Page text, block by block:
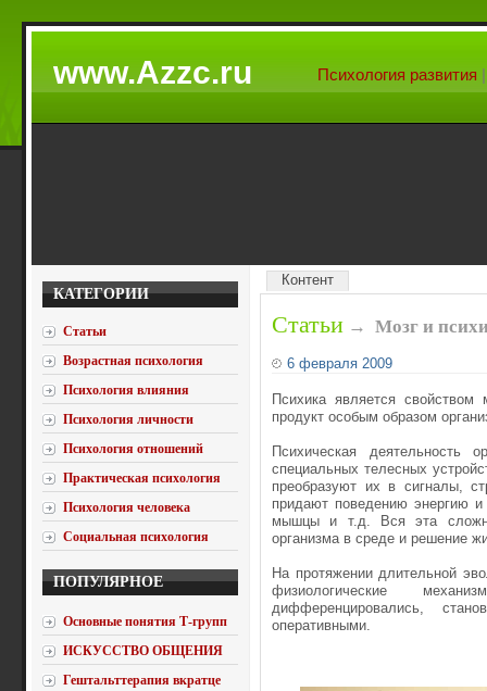
www.Azzc.ru Психология развития
КАТЕГОРИИ
Статьи
Возрастная психология
Психология влияния
Психология личности
Психология отношений
Практическая психология
Психология человека
Социальная психология
ПОПУЛЯРНОЕ
Основные понятия Т-групп
ИСКУССТВО ОБЩЕНИЯ
Гештальттерапия вкратце
Контент
Статьи → Мозг и
6 февраля 2009
Психика является
продукт особым образом
Психическая деятельность
специальных телесных
преобразуют их в сигналы,
придают поведению энергию
мышцы и т.д. Вся эта
организма в среде и решение
На протяжении длительной
физиологические
дифференцировались,
оперативными.